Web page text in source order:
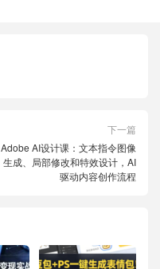
下一篇
Adobe AI设计课：文本指令图像
生成、局部修改和特效设计，AI
驱动内容创作流程